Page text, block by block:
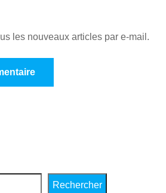
les nouveaux articles par e-mail.
Rechercher